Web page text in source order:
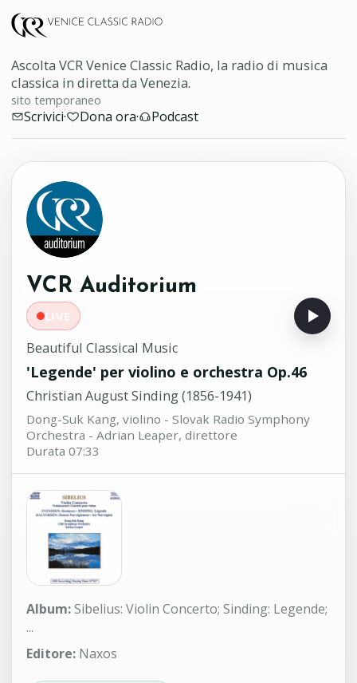
Ascolta VCR Venice Classic Radio, la radio di musica
classica in diretta da Venezia.
sito temporaneo
Scrivici· Dona ora· Podcast
VCR Auditorium
LIVE
Beautiful Classical Music
'Legende' per violino e orchestra Op.46
Christian August Sinding (1856-1941)
Dong-Suk Kang, violino - Slovak Radio Symphony
Orchestra - Adrian Leaper, direttore
Durata 07:33
Album:Sibelius: Violin Concerto; Sinding: Legende;
...
Editore: Naxos